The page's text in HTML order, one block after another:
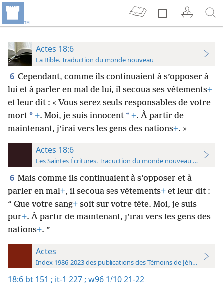
Actes 18:6
La Bible. Traduction du monde nouveau
6 Cependant, comme ils continuaient à s’opposer à
lui et à parler en mal de lui, il secoua ses vêtements+
et leur dit : « Vous serez seuls responsables de votre
mort * +. Moi, je suis innocent * +. À partir de
maintenant, j’irai vers les gens des nations+. »
Actes 18:6
Les Saintes Écritures. Traduction du monde nouveau (avec
6 Mais comme ils continuaient à s’opposer et à
parler en mal+, il secoua ses vêtements+ et leur dit :
“ Que votre sang+ soit sur votre tête. Moi, je suis
pur+. À partir de maintenant, j’irai vers les gens des
nations+. ”
Actes
Index 1986-2023 des publications des Témoins de Jéhovah
18:6 bt 151 ; it-1 227 ; w96 1/10 21-22